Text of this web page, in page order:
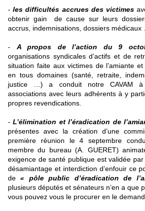
-les difficultés accrues des victimes
obtenir gain de cause sur leurs
accrus, indemnisations, dossiers
- A propos de l’action du 9
organisations syndicales d’actifs et de
situation faite aux victimes de l’amiante
en tous domaines (santé, retraite,
justice …) a conduit notre CAVAM
associations avec leurs adhérents à y
propres revendications.
-L’élimination et l’éradication de
présentes avec la création d’une
première réunion le 4 septembre
membre du bureau (A. GUERET)
exigence de santé publique est validée par
désamiantage et interdiction d’enfouir ce
de« pôle public d’éradication de
plusieurs députés et sénateurs n’en a que
vous pouvez vous le procurer en le